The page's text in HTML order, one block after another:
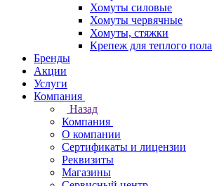
Хомуты силовые
Хомуты червячные
Хомуты, стяжки
Крепеж для теплого пола
Бренды
Акции
Услуги
Компания
Назад
Компания
О компании
Сертификаты и лицензии
Реквизиты
Магазины